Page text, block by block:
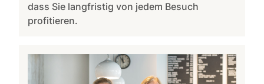
dass Sie langfristig von jedem Besuch
profitieren.